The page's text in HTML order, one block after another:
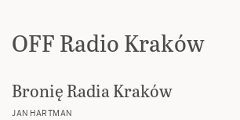
OFF Radio Kraków
Bronię Radia Kraków
JAN HARTMAN